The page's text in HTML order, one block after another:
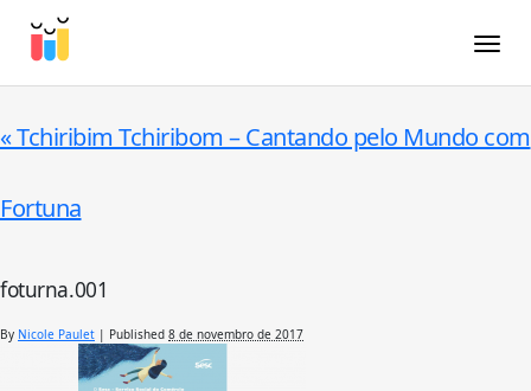
«Tchiribim Tchiribom – Cantando pelo Mundo com
Fortuna
foturna.001
By Nicole Paulet | Published 8 de novembro de 2017